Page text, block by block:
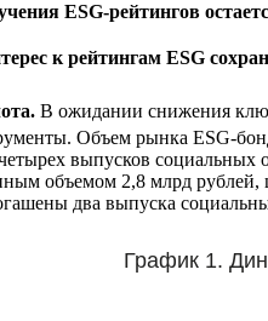
ESG-рейтингов
к рейтингам ESG
В ожидании снижения
Объем рынка ESG-
выпусков
объемом 2,8 млрд
два выпуска
График 1.